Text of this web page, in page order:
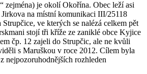
zejména) je okolí Okořína. Obec leží asi
na místní komunikaci III/25118
ve kterých se nalézá celkem pět
stojí tři kříže ze zaniklé obce Kyjice
čp. 12 zajeli do Strupčic, ale ne kvůli
s Maruškou v roce 2012. Cílem byla
nejpozoruhodnějších rozhleden